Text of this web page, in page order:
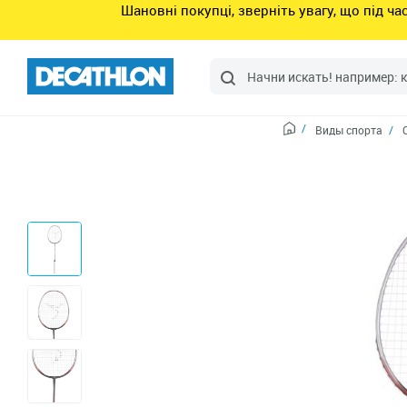
Шановні покупці, зверніть увагу, що під
Виды спорта